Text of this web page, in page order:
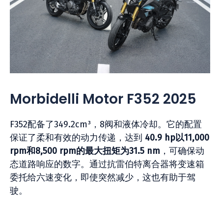
Morbidelli Motor F352 2025
F352配备了349.2cm³，8阀和液体冷却。它的配置
保证了柔和有效的动力传递，达到 40.9 hp以11,000
rpm和8,500 rpm的最大扭矩为31.5 nm ，可确保动
态道路响应的数字。通过抗雷伯特离合器将变速箱
委托给六速变化，即使突然减少，这也有助于驾
驶。